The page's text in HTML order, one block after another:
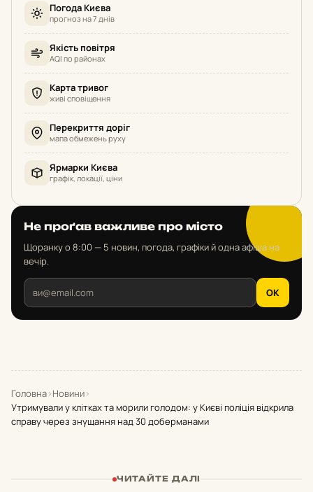
Погода Києва
прогноз на 7 днів
Якість повітря
AQI по районах
Карта тривог
живі сповіщення
Перекриття доріг
мапа обмежень руху
Ярмарки Києва
графік, локації, ціни
Не проґав важливе про місто
Щоранку о 8:00 — 5 новин, погода, графіки й одна афіша на
вечір.
OK
Головна›Новини›
Утримували у клітках та морили голодом: у Києві поліція відкрила
справу через знущання над 30 доберманами
ЧИТАЙТЕ ДАЛІ